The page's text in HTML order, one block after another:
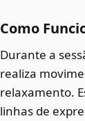
Como
Durante a
realiza
relaxamento.
linhas de